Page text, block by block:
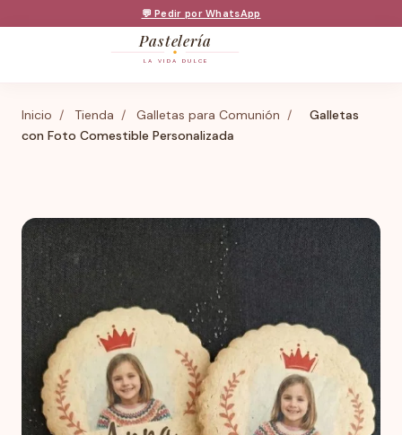
💬 Pedir por WhatsApp
Pastelería
LA VIDA DULCE
Inicio / Tienda / Galletas para Comunión /
Galletas
con Foto Comestible Personalizada